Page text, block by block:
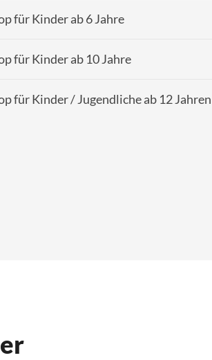
für Kinder ab 6 Jahre
für Kinder ab 10 Jahre
für Kinder / Jugendliche ab 12 Jahren